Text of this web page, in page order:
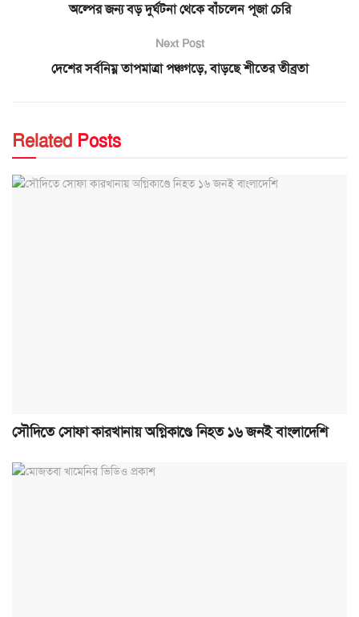
অল্পের জন্য বড় দুর্ঘটনা থেকে বাঁচলেন পূজা চেরি
Next Post
দেশের সর্বনিম্ন তাপমাত্রা পঞ্চগড়ে, বাড়ছে শীতের তীব্রতা
Related Posts
সৌদিতে সোফা কারখানায় অগ্নিকাণ্ডে নিহত ১৬ জনই বাংলাদেশি